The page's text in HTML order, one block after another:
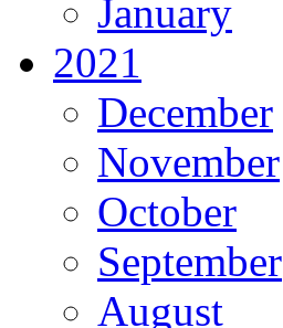
January
2021
December
November
October
September
August